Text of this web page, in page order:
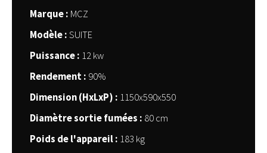
Marque : MCZ
Modèle :SUITE
Puissance : 12 kw
Rendement : 90%
Dimension (HxLxP) : 1150x590x550
Diamètre sortie fumées : 80 cm
Poids de l'appareil : 183 kg